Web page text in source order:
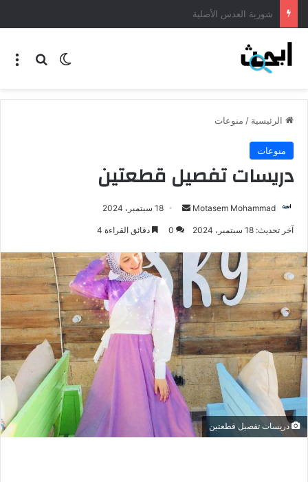
طريقة عمل المنسف الاردني
الرئيسية / منوعات
منوعات
دريسات تفصيل قطعتين
Motasem Mohammad 18 سبتمبر، 2024
آخر تحديث: 18 سبتمبر، 2024 0 دقائق القراءة 4
دريسات تفصيل قطعتين